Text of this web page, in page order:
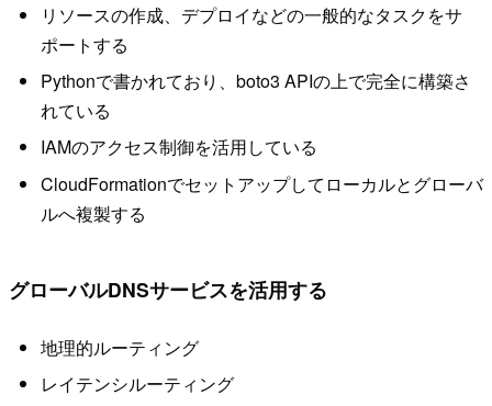
リソースの作成、デプロイなどの一般的なタスクをサ
ポートする
Pythonで書かれており、boto3 APIの上で完全に構築さ
れている
IAMのアクセス制御を活用している
CloudFormationでセットアップしてローカルとグローバ
ルへ複製する
グローバルDNSサービスを活用する
地理的ルーティング
レイテンシルーティング